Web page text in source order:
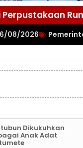
08/2026
Dikukuhkan
Anak Adat